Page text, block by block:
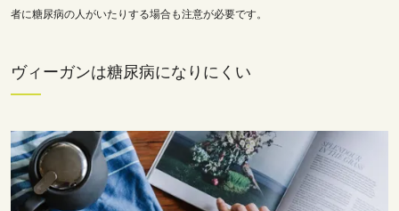
者に糖尿病の人がいたりする場合も注意が必要です。
ヴィーガンは糖尿病になりにくい